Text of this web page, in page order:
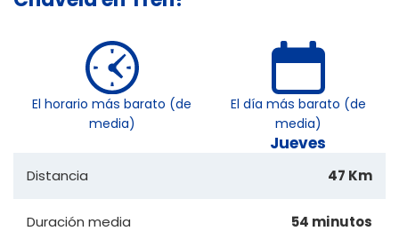
El horario más barato (de
media)
El día más barato (de
media)
Jueves
Distancia 47 Km
Duración media 54 minutos